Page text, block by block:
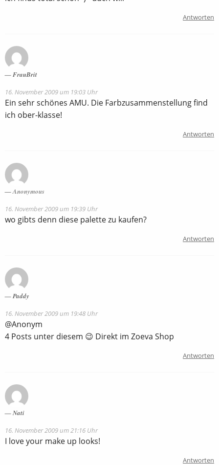
Antworten
FrauBrit
16. November 2009 um 19:03 Uhr
Ein sehr schönes AMU. Die Farbzusammenstellung find
ich ober-klasse!
Antworten
Anonymous
16. November 2009 um 19:39 Uhr
wo gibts denn diese palette zu kaufen?
Antworten
Paddy
16. November 2009 um 19:48 Uhr
@Anonym
4 Posts unter diesem 😉 Direkt im Zoeva Shop
Antworten
Nati
16. November 2009 um 21:16 Uhr
I love your make up looks!
Antworten